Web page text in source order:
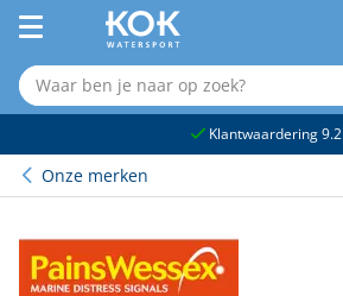
Klantwaardering 9.2
Onze merken